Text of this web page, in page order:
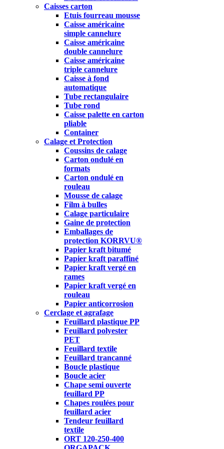
Caisses carton
Etuis fourreau mousse
Caisse américaine
simple cannelure
Caisse américaine
double cannelure
Caisse américaine
triple cannelure
Caisse à fond
automatique
Tube rectangulaire
Tube rond
Caisse palette en carton
pliable
Container
Calage et Protection
Coussins de calage
Carton ondulé en
formats
Carton ondulé en
rouleau
Mousse de calage
Film à bulles
Calage particulaire
Gaine de protection
Emballages de
protection KORRVU®
Papier kraft bitumé
Papier kraft paraffiné
Papier kraft vergé en
rames
Papier kraft vergé en
rouleau
Papier anticorrosion
Cerclage et agrafage
Feuillard plastique PP
Feuillard polyester
PET
Feuillard textile
Feuillard trancanné
Boucle plastique
Boucle acier
Chape semi ouverte
feuillard PP
Chapes roulées pour
feuillard acier
Tendeur feuillard
textile
ORT 120-250-400